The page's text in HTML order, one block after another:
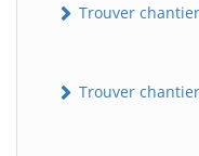
Trouver
Trouver